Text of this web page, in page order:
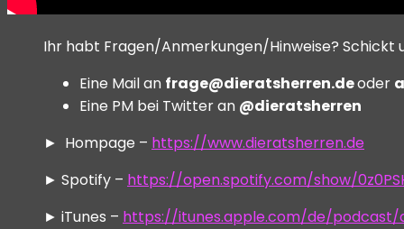
Ihr habt Fragen/Anmerkungen/Hinweise? Schickt
Eine Mail an frage@dieratsherren.deoder
Eine PM bei Twitter an @dieratsherren
► Hompage – https://www.dieratsherren.de
► Spotify – https://open.spotify.com/show/
► iTunes – https://itunes.apple.com/de/podcast/